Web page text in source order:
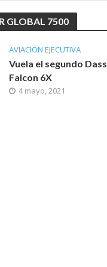
GLOBAL 7500
AVIACIÓN EJECUTIVA
Vuela el segundo
Falcon 6X
4 mayo, 2021